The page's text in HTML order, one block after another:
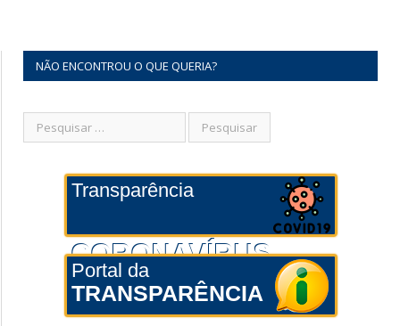
NÃO ENCONTROU O QUE QUERIA?
Transparência
CORONAVÍRUS
Portal da
TRANSPARÊNCIA